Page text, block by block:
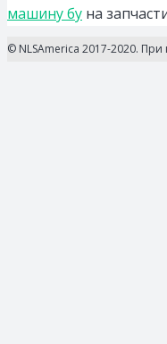
машину бу на
© NLSAmerica 2017-2020.